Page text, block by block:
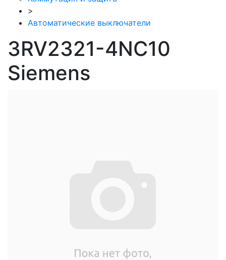
>
Автоматические выключатели
3RV2321-4NC10
Siemens